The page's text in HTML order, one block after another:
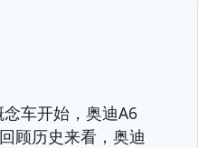
车开始，奥迪A6
顾历史来看，奥迪